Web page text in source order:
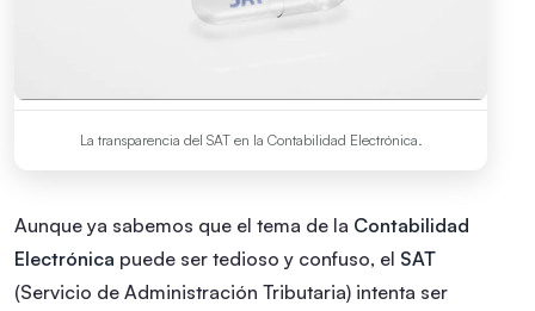
La transparencia del SAT en la Contabilidad Electrónica.
Aunque ya sabemos que el tema de la Contabilidad
Electrónica puede ser tedioso y confuso, el SAT
(Servicio de Administración Tributaria) intenta ser